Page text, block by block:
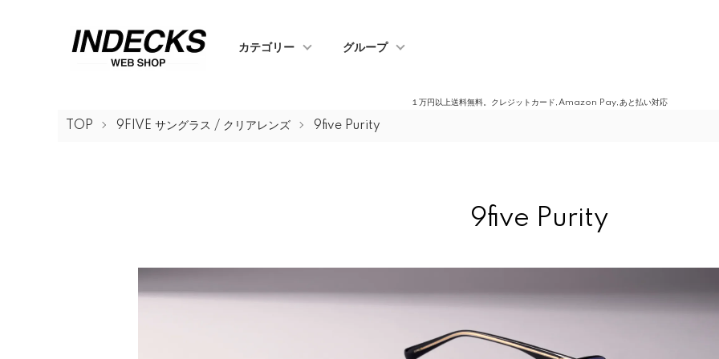
１万円以上送料無料。クレジットカード,Amazon Pay,あと払い対応
カテゴリー グループ
TOP 9FIVE サングラス / クリアレンズ 9five Purity
9five Purity